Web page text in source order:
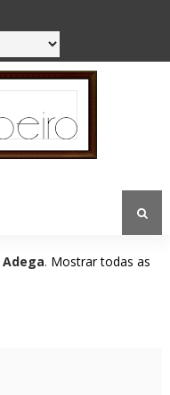
Adega. Mostrar todas as